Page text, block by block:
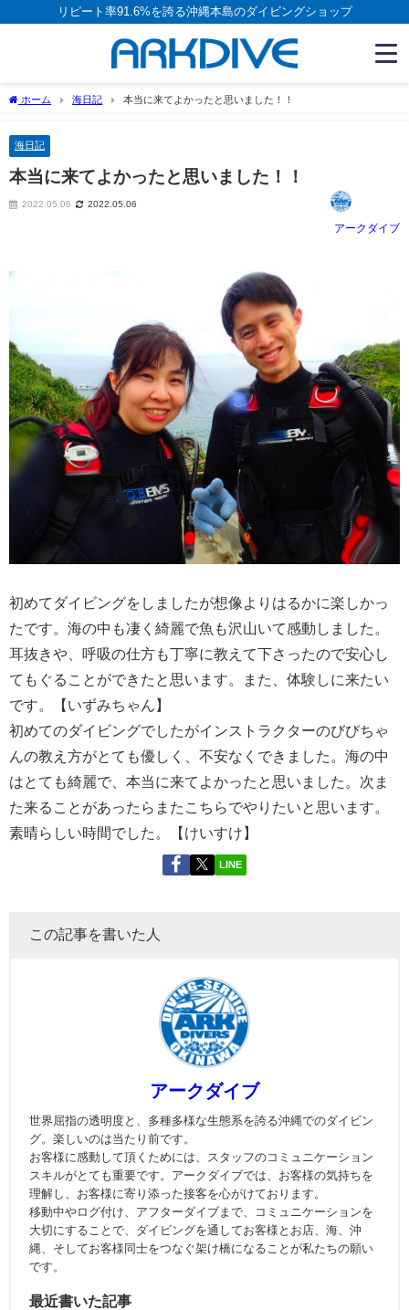
リピート率91.6%を誇る沖縄本島のダイビングショップ
ホーム 海日記 本当に来てよかったと思いました！！
海日記
本当に来てよかったと思いました！！
2022.05.06 2022.05.06
アークダイブ
初めてダイビングをしましたが想像よりはるかに楽しかっ
たです。海の中も凄く綺麗で魚も沢山いて感動しました。
耳抜きや、呼吸の仕方も丁寧に教えて下さったので安心し
てもぐることができたと思います。また、体験しに来たい
です。【いずみちゃん】
初めてのダイビングでしたがインストラクターのびびちゃ
んの教え方がとても優しく、不安なくできました。海の中
はとても綺麗で、本当に来てよかったと思いました。次ま
た来ることがあったらまたこちらでやりたいと思います。
素晴らしい時間でした。【けいすけ】
LINE
この記事を書いた人
アークダイブ
世界屈指の透明度と、多種多様な生態系を誇る沖縄でのダイビン
グ。楽しいのは当たり前です。
お客様に感動して頂くためには、スタッフのコミュニケーション
スキルがとても重要です。アークダイブでは、お客様の気持ちを
理解し、お客様に寄り添った接客を心がけております。
移動中やログ付け、アフターダイブまで、コミュニケーションを
大切にすることで、ダイビングを通してお客様とお店、海、沖
縄、そしてお客様同士をつなぐ架け橋になることが私たちの願い
です。
最近書いた記事